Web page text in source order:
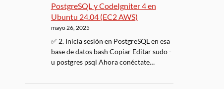
PostgreSQL y CodeIgniter 4 en
Ubuntu 24.04 (EC2 AWS)
mayo 26, 2025
✅ 2. Inicia sesión en PostgreSQL en esa
base de datos bash Copiar Editar sudo -
u postgres psql Ahora conéctate…